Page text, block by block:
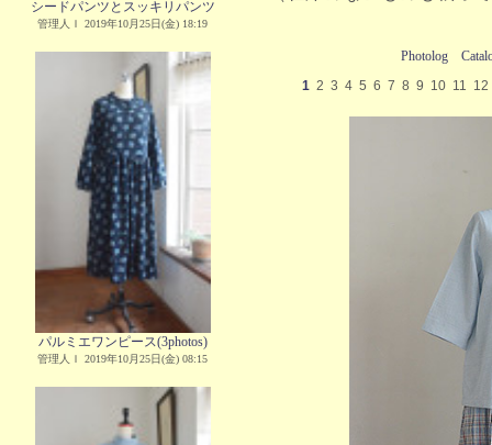
シードパンツとスッキリパンツ
管理人Ｉ 2019年10月25日(金) 18:19
パルミエワンピース(3photos)
管理人Ｉ 2019年10月25日(金) 08:15
Photolog
1 2 3 4 5 6 7 8 9 10 11 12